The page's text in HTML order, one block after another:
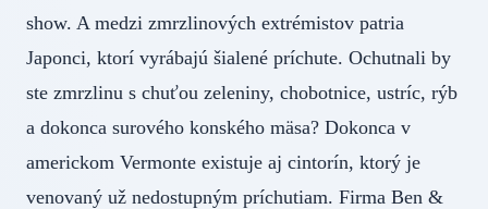
show. A medzi zmrzlinových extrémistov patria
Japonci, ktorí vyrábajú šialené príchute. Ochutnali by
ste zmrzlinu s chuťou zeleniny, chobotnice, ustríc, rýb
a dokonca surového konského mäsa? Dokonca v
americkom Vermonte existuje aj cintorín, ktorý je
venovaný už nedostupným príchutiam. Firma Ben &